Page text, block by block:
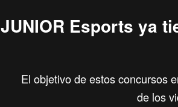
JUNIOR Esports ya
El objetivo de estos concursos
de los